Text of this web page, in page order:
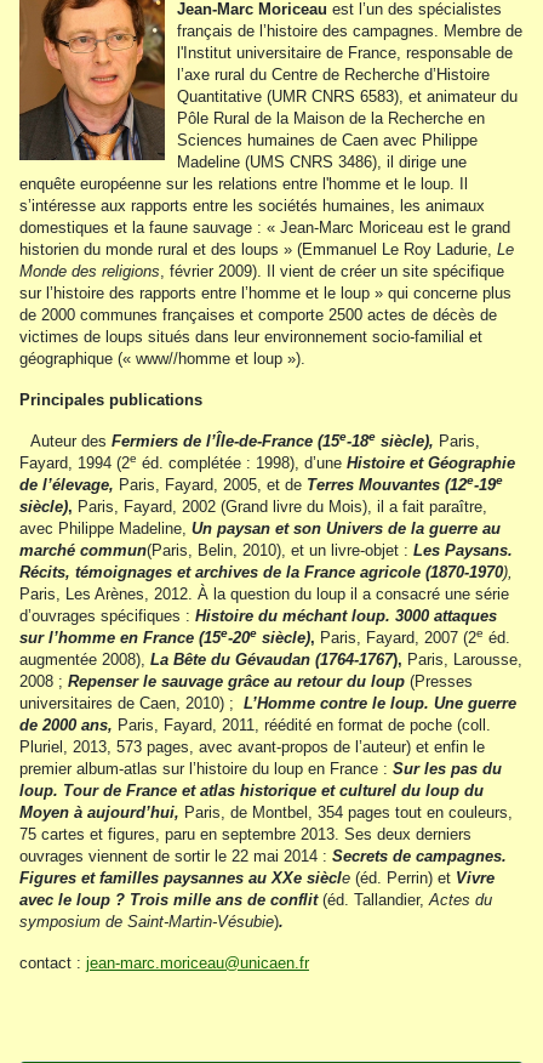
Jean-Marc Moriceau est l’un des spécialistes
français de l’histoire des campagnes. Membre de
l'Institut universitaire de France, responsable de
l’axe rural du Centre de Recherche d’Histoire
Quantitative (UMR CNRS 6583), et animateur du
Pôle Rural de la Maison de la Recherche en
Sciences humaines de Caen avec Philippe
Madeline (UMS CNRS 3486), il dirige une
enquête européenne sur les relations entre l'homme et le loup. Il
s’intéresse aux rapports entre les sociétés humaines, les animaux
domestiques et la faune sauvage : « Jean-Marc Moriceau est le grand
historien du monde rural et des loups » (Emmanuel Le Roy Ladurie, Le
Monde des religions , février 2009). Il vient de créer un site spécifique
sur l’histoire des rapports entre l’homme et le loup » qui concerne plus
de 2000 communes françaises et comporte 2500 actes de décès de
victimes de loups situés dans leur environnement socio-familial et
géographique (« www//homme et loup »).
Principales publications
Auteur desFermiers de l’Île-de-France (15e-18e siècle), Paris,
Fayard, 1994 (2e éd. complétée : 1998), d’une Histoire et Géographie
de l’élevage, Paris, Fayard, 2005, et de Terres Mouvantes (12e-19e
siècle), Paris, Fayard, 2002 (Grand livre du Mois), il a fait paraître,
avec Philippe Madeline, Un paysan et son Univers de la guerre au
marché commun(Paris, Belin, 2010), et un livre-objet : Les Paysans.
Récits, témoignages et archives de la France agricole (1870-1970),
Paris, Les Arènes, 2012. À la question du loup il a consacré une série
d’ouvrages spécifiques : Histoire du méchant loup. 3000 attaques
sur l’homme en France (15e-20e siècle), Paris, Fayard, 2007 (2e éd.
augmentée 2008), La Bête du Gévaudan (1764-1767), Paris, Larousse,
2008 ; Repenser le sauvage grâce au retour du loup (Presses
universitaires de Caen, 2010) ; L’Homme contre le loup. Une guerre
de 2000 ans, Paris, Fayard, 2011, réédité en format de poche (coll.
Pluriel, 2013, 573 pages, avec avant-propos de l’auteur) et enfin le
premier album-atlas sur l’histoire du loup en France : Sur les pas du
loup. Tour de France et atlas historique et culturel du loup du
Moyen à aujourd’hui, Paris, de Montbel, 354 pages tout en couleurs,
75 cartes et figures, paru en septembre 2013. Ses deux derniers
ouvrages viennent de sortir le 22 mai 2014 : Secrets de campagnes.
Figures et familles paysannes au XXe siècle (éd. Perrin) et Vivre
avec le loup ? Trois mille ans de conflit(éd. Tallandier, Actes du
symposium de Saint-Martin-Vésubie).
contact : jean-marc.moriceau@unicaen.fr